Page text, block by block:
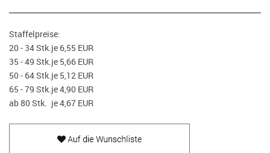
Staffelpreise:
20 - 34 Stk.je 6,55 EUR
35 - 49 Stk.je 5,66 EUR
50 - 64 Stk.je 5,12 EUR
65 - 79 Stk.je 4,90 EUR
ab 80 Stk. je 4,67 EUR